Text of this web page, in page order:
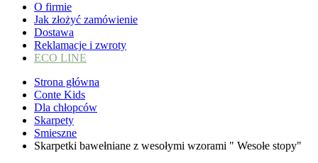
O firmie
Jak złożyć zamówienie
Dostawa
Reklamacje i zwroty
ECO LINE
Strona główna
Conte Kids
Dla chłopców
Skarpety
Smieszne
Skarpetki bawełniane z wesołymi wzorami " Wesołe stopy"